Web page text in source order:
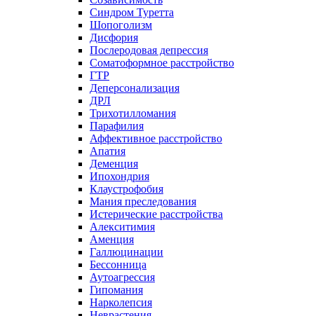
Синдром Туретта
Шопоголизм
Дисфория
Послеродовая депрессия
Соматоформное расстройство
ГТР
Деперсонализация
ДРЛ
Трихотилломания
Парафилия
Аффективное расстройство
Апатия
Деменция
Ипохондрия
Клаустрофобия
Мания преследования
Истерические расстройства
Алекситимия
Аменция
Галлюцинации
Бессонница
Аутоагрессия
Гипомания
Нарколепсия